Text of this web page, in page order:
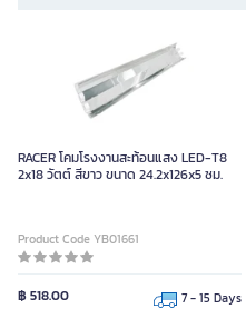
RACER โคมโรงงานสะท้อนแสง LED-T8
2x18 วัตต์ สีขาว ขนาด 24.2x126x5 ซม.
Product Code YB01661
฿ 518.00 7 - 15 Days